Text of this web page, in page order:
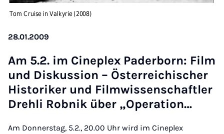
28.01.2009
Am 5.2. im Cineplex Pader­born: Film
und Diskus­sion – Ös­ter­reichis­cher
His­toriker und Film­wis­senschaftler
Drehli Rob­nik über „Op­er­a­tion…
Am Donnerstag, 5.2., 20.00 Uhr wird im Cineplex